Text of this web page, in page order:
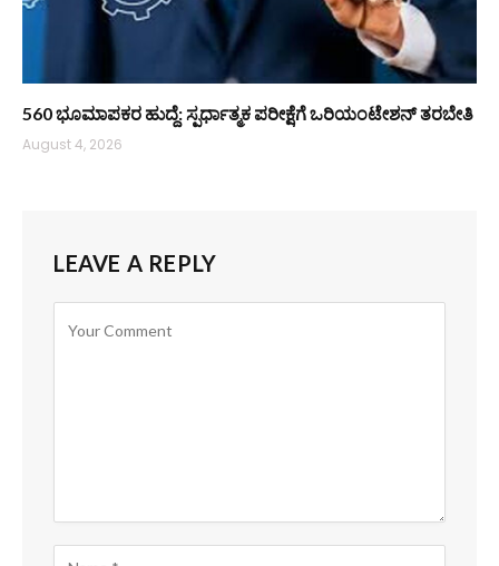
560 ಭೂಮಾಪಕರ ಹುದ್ದೆ: ಸ್ಪರ್ಧಾತ್ಮಕ ಪರೀಕ್ಷೆಗೆ ಒರಿಯಂಟೇಶನ್ ತರಬೇತಿ
August 4, 2026
LEAVE A REPLY